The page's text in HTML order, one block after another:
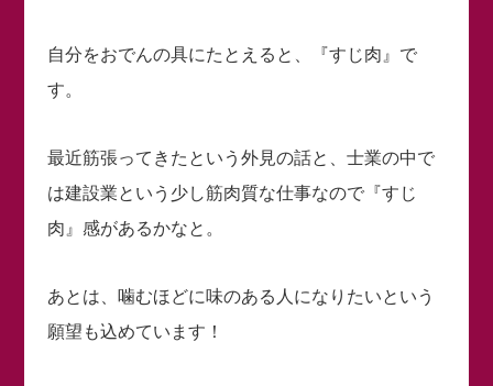
自分をおでんの具にたとえると、『すじ肉』で
す。
最近筋張ってきたという外見の話と、士業の中で
は建設業という少し筋肉質な仕事なので『すじ
肉』感があるかなと。
あとは、噛むほどに味のある人になりたいという
願望も込めています！